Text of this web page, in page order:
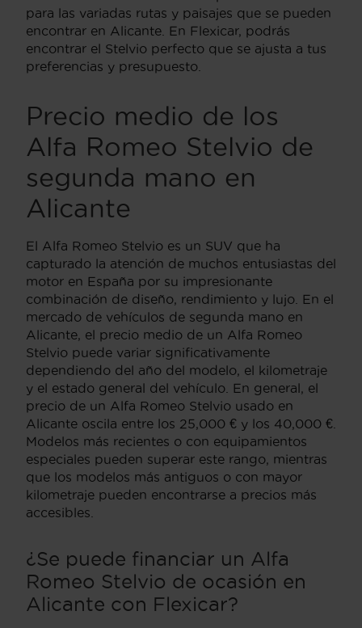
para las variadas rutas y paisajes que se pueden
encontrar en Alicante. En Flexicar, podrás
encontrar el Stelvio perfecto que se ajusta a tus
preferencias y presupuesto.
Precio medio de los
Alfa Romeo Stelvio de
segunda mano en
Alicante
El Alfa Romeo Stelvio es un SUV que ha
capturado la atención de muchos entusiastas del
motor en España por su impresionante
combinación de diseño, rendimiento y lujo. En el
mercado de vehículos de segunda mano en
Alicante, el precio medio de un Alfa Romeo
Stelvio puede variar significativamente
dependiendo del año del modelo, el kilometraje
y el estado general del vehículo. En general, el
precio de un Alfa Romeo Stelvio usado en
Alicante oscila entre los 25,000 € y los 40,000 €.
Modelos más recientes o con equipamientos
especiales pueden superar este rango, mientras
que los modelos más antiguos o con mayor
kilometraje pueden encontrarse a precios más
accesibles.
¿Se puede financiar un Alfa
Romeo Stelvio de ocasión en
Alicante con Flexicar?